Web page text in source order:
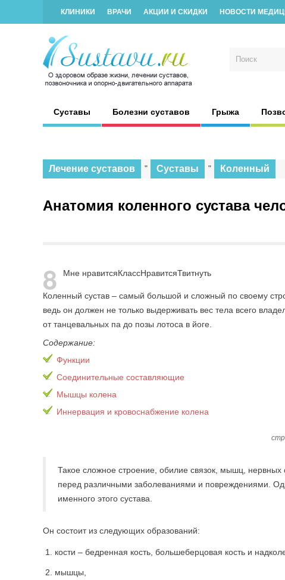
КЛИНИКИ ВРАЧИ АКЦИИ И СКИДКИ НОВОСТИ
Суставы Болезни суставов Грыжа
Лечение суставов " Суставы " Коленный
Анатомия коленного сустава
8 Мне нравитсяКлассНравитсяТвитнуть
Коленный сустав – самый большой и сложный по своему
ведь он должен не только выдерживать вес тела всего
от танцевальных па до позы лотоса в йоге.
Содержание:
Функции
Соединительные составляющие
Мышцы колена
Иннервация и кровоснабжение колена
Такое сложное строение, обилие связок, мышц,
перед различными заболеваниями и повреждениями.
именного этого сустава.
Он состоит из следующих образований:
кости – бедренная кость, большеберцовая кость и
мышцы,